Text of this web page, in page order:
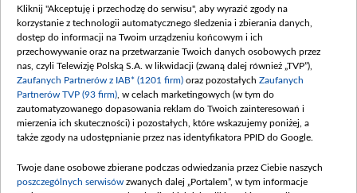
Procedura zgłoszeń wewnętrznych
Kliknij "Akceptuję i przechodzę do serwisu", aby wyrazić zgody na
korzystanie z technologii automatycznego śledzenia i zbierania danych,
dostęp do informacji na Twoim urządzeniu końcowym i ich
przechowywanie oraz na przetwarzanie Twoich danych osobowych przez
nas, czyli Telewizję Polską S.A. w likwidacji (zwaną dalej również „TVP”),
Zaufanych Partnerów z IAB* (1201 firm) oraz pozostałych Zaufanych
Partnerów TVP (93 firm) , w celach marketingowych (w tym do
zautomatyzowanego dopasowania reklam do Twoich zainteresowań i
mierzenia ich skuteczności) i pozostałych, które wskazujemy poniżej, a
także zgody na udostępnianie przez nas identyfikatora PPID do Google.
Twoje dane osobowe zbierane podczas odwiedzania przez Ciebie naszych
poszczególnych serwisów zwanych dalej „Portalem”, w tym informacje